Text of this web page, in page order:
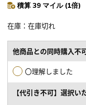
積算 39 マイル (1倍)
在庫 在庫切れ
他商品との同時購入不
〇理解しました
【代引き不可】選択